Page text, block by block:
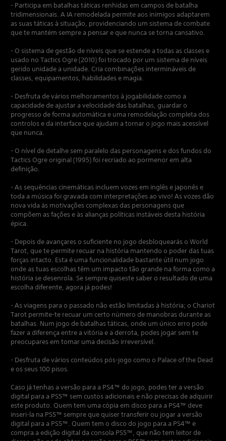
- Participa em batalhas táticas renhidas em campos de batalha
tridimensionais. A IA remodelada permite aos inimigos adaptarem
as suas táticas à situação, providenciando um sistema de combate
que te mantém sempre a pensar e que nunca se torna cansativo.
- O sistema de gestão de níveis que se estende a todas as classes e
usado no Tactics Ogre (2010) foi trocado por um sistema de níveis
gerido unidade a unidade. Cria combinações intermináveis de
classes, equipamentos, habilidades e magia.
- Desfruta de vários melhoramentos à jogabilidade como a
capacidade de ajustar a velocidade das batalhas, guardar o
progresso de forma automática e uma remodelação completa dos
controlos e da interface que ajudam a tornar o jogo mais acessível
que nunca.
- O nível de detalhe sem paralelo das personagens e dos fundos do
Tactics Ogre original (1995) foi recriado ao pormenor em alta
definição.
- As sequências cinemáticas incluem vozes em inglês e japonês e
toda a música foi gravada com interpretações ao vivo! As vozes dão
nova vida às motivações complexas das personagens que
compõem as fações e às alianças políticas instáveis desta história
épica.
- Depois de avançares o suficiente no jogo desbloquearás o World
Tarot, que te permite recuar na história mantendo o poder das tuas
forças intacto. Esta é uma funcionalidade bastante útil num jogo
onde as tuas escolhas têm um impacto tão grande na forma como a
história se desenrola. Se sempre quiseste saber o resultado de uma
escolha diferente, agora já podes!
- As viagens para o passado não estão limitadas à história; o Chariot
Tarot permite-te recuar um certo número de manobras durante as
batalhas. Num jogo de batalhas táticas, onde um único erro pode
fazer a diferença entre a vitória e a derrota, podes jogar sem te
preocupares em tomar uma decisão irreversível.
- Desfruta de vários conteúdos pós-jogo como o Palace of the Dead
e os seus 100 pisos.
Caso já tenhas a versão para a PS4™ do jogo, podes ter a versão
digital para a PS5™ sem custos adicionais e não precisas de adquirir
este produto. Quem tem uma cópia em disco para a PS4™ deve
inseri-la na PS5™ sempre que quiser transferir ou jogar a versão
digital para a PS5™. Quem tem o disco do jogo para a PS4™ e
compra a edição digital da consola PS5™, que não tem leitor de